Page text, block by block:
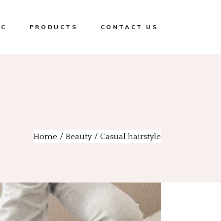
– High
NBE 500
PRODUCTS
Serum
Hair
Eyes
CONTACT US
Home Beauty Casual hairstyle